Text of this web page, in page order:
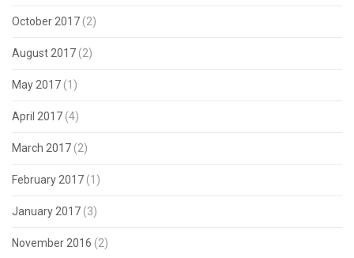
October 2017 (2)
August 2017 (2)
May 2017 (1)
April 2017 (4)
March 2017 (2)
February 2017 (1)
January 2017 (3)
November 2016 (2)